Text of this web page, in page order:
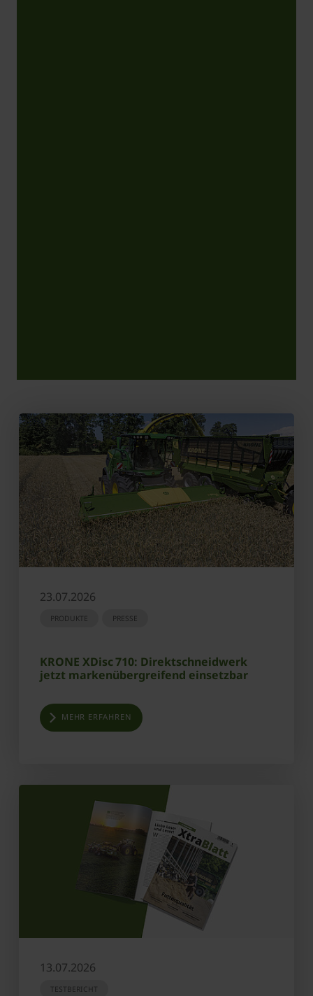
23.07.2026
PRODUKTE PRESSE
KRONE XDisc 710: Direktschneidwerk
jetzt markenübergreifend einsetzbar
MEHR ERFAHREN
13.07.2026
TESTBERICHT